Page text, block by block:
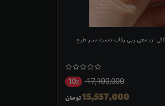
ان معی ربی رکاب دست ساز طرح
17,100,000 10٪
15,557,000تومان